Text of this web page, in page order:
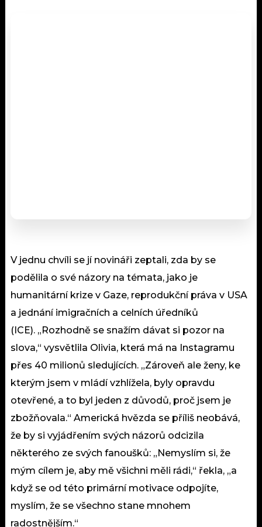
V jednu chvíli se jí novináři zeptali, zda by se
podělila o své názory na témata, jako je
humanitární krize v Gaze, reprodukční práva v USA
a jednání imigračních a celních úředníků
(ICE). „Rozhodně se snažím dávat si pozor na
slova,“ vysvětlila Olivia, která má na Instagramu
přes 40 milionů sledujících. „Zároveň ale ženy, ke
kterým jsem v mládí vzhlížela, byly opravdu
otevřené, a to byl jeden z důvodů, proč jsem je
zbožňovala.“ Americká hvězda se příliš neobává,
že by si vyjádřením svých názorů odcizila
některého ze svých fanoušků: „Nemyslím si, že
mým cílem je, aby mě všichni měli rádi,“ řekla, „a
když se od této primární motivace odpojíte,
myslím, že se všechno stane mnohem
radostnějším.“